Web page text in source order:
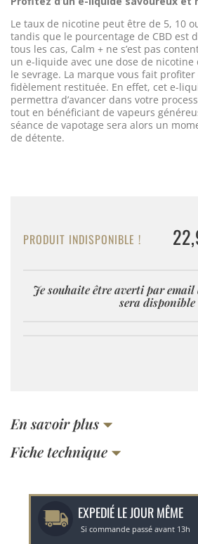
Le taux de nicotine peut être de 5, 10
tandis que le pourcentage de CBD est
tous les cas, Calm + ne s’est pas
un e-liquide avec une dose de
le sevrage. La marque vous fait profiter
fidèlement restituée. En effet, cet e-
permettra d’avancer dans votre
tout en bénéficiant de vapeurs
séance de vapotage sera alors un
de détente.
PRODUIT INDISPONIBLE !
Je souhaite être averti par
sera disponible
En savoir plus
Fiche technique
EXPEDIÉ LE JOUR MÊME
Si commande passé avant 13h